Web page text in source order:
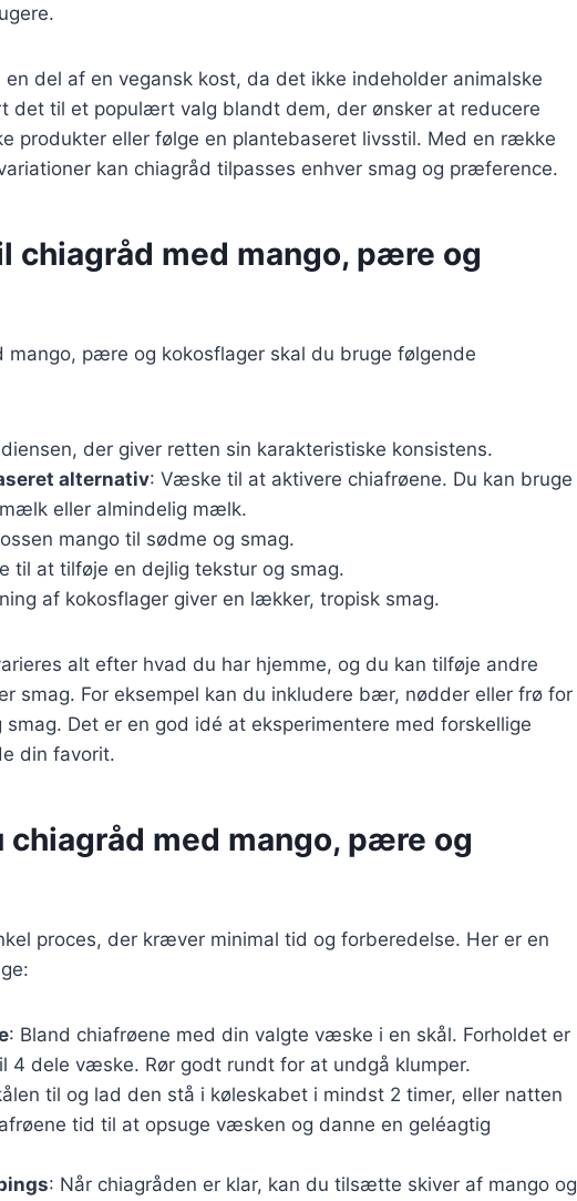
del af en vegansk kost, da det ikke indeholder animalske
det til et populært valg blandt dem, der ønsker at reducere
produkter eller følge en plantebaseret livsstil. Med en række
kan chiagråd tilpasses enhver smag og præference.
chiagråd med mango, pære og
mango, pære og kokosflager skal du bruge følgende
der giver retten sin karakteristiske konsistens.
alternativ: Væske til at aktivere chiafrøene. Du kan bruge
eller almindelig mælk.
mango til sødme og smag.
til at tilføje en dejlig tekstur og smag.
af kokosflager giver en lækker, tropisk smag.
alt efter hvad du har hjemme, og du kan tilføje andre
smag. For eksempel kan du inkludere bær, nødder eller frø for
Det er en god idé at eksperimentere med forskellige
din favorit.
chiagråd med mango, pære og
proces, der kræver minimal tid og forberedelse. Her er en
: Bland chiafrøene med din valgte væske i en skål. Forholdet er
4 dele væske. Rør godt rundt for at undgå klumper.
til og lad den stå i køleskabet i mindst 2 timer, eller natten
tid til at opsuge væsken og danne en geléagtig
: Når chiagråden er klar, kan du tilsætte skiver af mango og